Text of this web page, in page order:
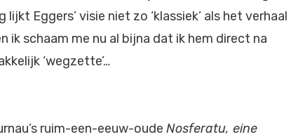
Eggers’ visie niet zo ‘klassiek’ als het verhaal
ik schaam me nu al bijna dat ik hem direct na
‘wegzette’…
ruim-een-eeuw-oude Nosferatu, eine